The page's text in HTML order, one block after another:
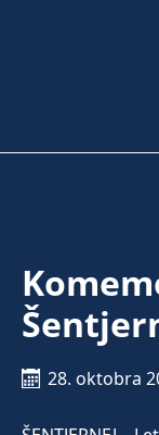
28. oktobra